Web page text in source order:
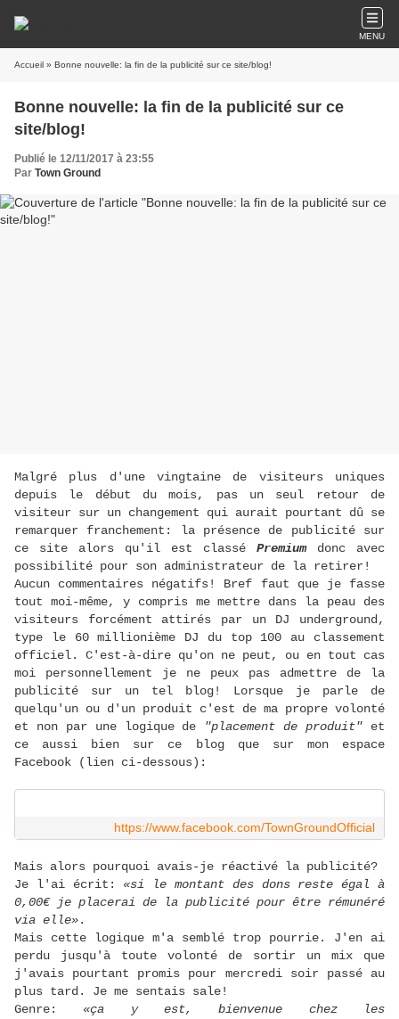
MENU
Accueil » Bonne nouvelle: la fin de la publicité sur ce site/blog!
Bonne nouvelle: la fin de la publicité sur ce
site/blog!
Publié le 12/11/2017 à 23:55
Par Town Ground
Malgré plus d'une vingtaine de visiteurs uniques
depuis le début du mois, pas un seul retour de
visiteur sur un changement qui aurait pourtant dû se
remarquer franchement: la présence de publicité sur
ce site alors qu'il est classé Premiumdonc avec
possibilité pour son administrateur de la retirer!
Aucun commentaires négatifs! Bref faut que je fasse
tout moi-même, y compris me mettre dans la peau des
visiteurs forcément attirés par un DJ underground,
type le 60 millionième DJ du top 100 au classement
officiel. C'est-à-dire qu'on ne peut, ou en tout cas
moi personnellement je ne peux pas admettre de la
publicité sur un tel blog! Lorsque je parle de
quelqu'un ou d'un produit c'est de ma propre volonté
et non par une logique de
"placement de produit" et
ce aussi bien sur ce blog que sur mon espace
Facebook (lien ci-dessous):
https://www.facebook.com/TownGroundOfficial
Mais alors pourquoi avais-je réactivé la publicité?
Je l'ai écrit: «si le montant des dons reste égal à
0,00€ je placerai de la publicité pour être rémunéré
via elle».
Mais cette logique m'a semblé trop pourrie. J'en ai
perdu jusqu'à toute volonté de sortir un mix que
j'avais pourtant promis pour mercredi soir passé au
plus tard. Je me sentais sale!
Genre: «ça y est, bienvenue chez les